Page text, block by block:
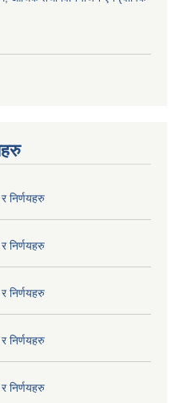
निर्णयहरु
निर्णयहरु
निर्णयहरु
निर्णयहरु
निर्णयहरु